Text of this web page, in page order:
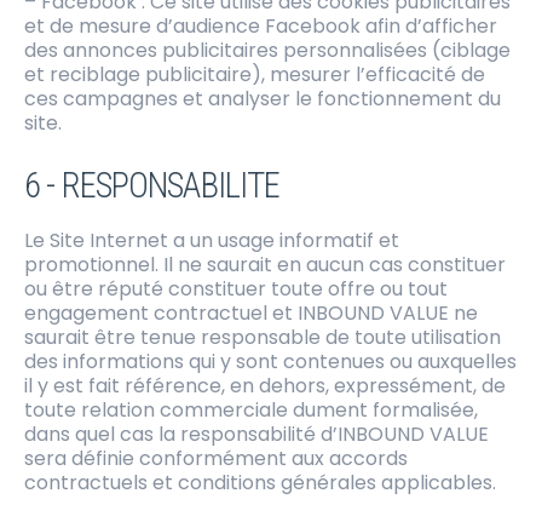
et de mesure d’audience Facebook afin d’afficher
des annonces publicitaires personnalisées (ciblage
et reciblage publicitaire), mesurer l’efficacité de
ces campagnes et analyser le fonctionnement du
site.
6 - RESPONSABILITE
Le Site Internet a un usage informatif et
promotionnel. Il ne saurait en aucun cas constituer
ou être réputé constituer toute offre ou tout
engagement contractuel et INBOUND VALUE ne
saurait être tenue responsable de toute utilisation
des informations qui y sont contenues ou auxquelles
il y est fait référence, en dehors, expressément, de
toute relation commerciale dument formalisée,
dans quel cas la responsabilité d’INBOUND VALUE
sera définie conformément aux accords
contractuels et conditions générales applicables.